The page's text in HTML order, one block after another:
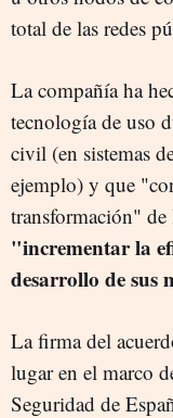
total de las redes
La compañía ha
tecnología de uso
civil (en sistemas
ejemplo) y que
transformación" de
"incrementar la
desarrollo de sus
La firma del
lugar en el marco
Seguridad de